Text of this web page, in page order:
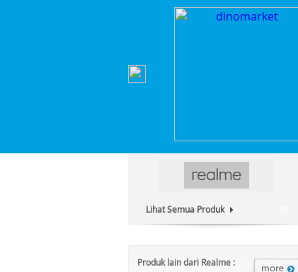
Home
Lihat Semua Produk
Produk lain dari Realme :